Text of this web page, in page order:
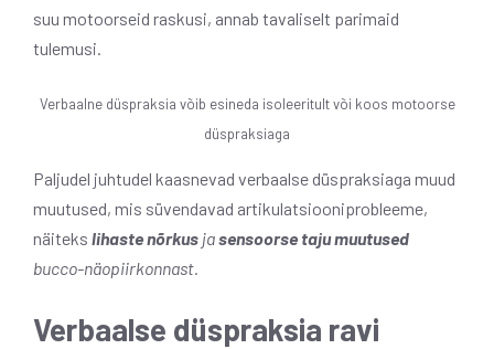
suu motoorseid raskusi, annab tavaliselt parimaid
tulemusi.
Verbaalne düspraksia võib esineda isoleeritult või koos motoorse
düspraksiaga
Paljudel juhtudel kaasnevad verbaalse düspraksiaga muud
muutused, mis süvendavad artikulatsiooniprobleeme,
näiteks lihaste nõrkus jasensoorse taju muutused
bucco-näopiirkonnast.
Verbaalse düspraksia ravi